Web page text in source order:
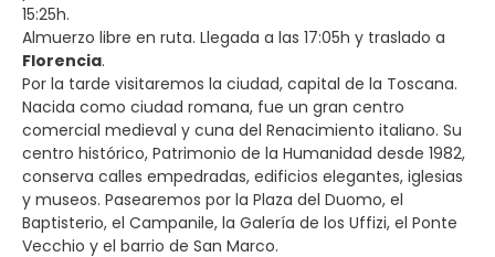
15:25h.
Almuerzo libre en ruta. Llegada a las 17:05h y traslado a
Florencia.
Por la tarde visitaremos la ciudad, capital de la Toscana.
Nacida como ciudad romana, fue un gran centro
comercial medieval y cuna del Renacimiento italiano. Su
centro histórico, Patrimonio de la Humanidad desde 1982,
conserva calles empedradas, edificios elegantes, iglesias
y museos. Pasearemos por la Plaza del Duomo, el
Baptisterio, el Campanile, la Galería de los Uffizi, el Ponte
Vecchio y el barrio de San Marco.